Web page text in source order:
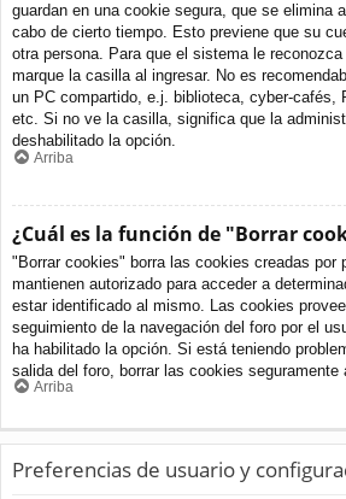
guardan en una cookie segura, que se elimina
cabo de cierto tiempo. Esto previene que su
otra persona. Para que el sistema le
marque la casilla al ingresar. No es
un PC compartido, e.j. biblioteca, cyber-cafés,
etc. Si no ve la casilla, significa que la
deshabilitado la opción.
Arriba
¿Cuál es la función de "Borrar
"Borrar cookies" borra las cookies creadas por
mantienen autorizado para acceder a
estar identificado al mismo. Las cookies
seguimiento de la navegación del foro por el
ha habilitado la opción. Si está teniendo
salida del foro, borrar las cookies seguramente
Arriba
Preferencias de usuario y